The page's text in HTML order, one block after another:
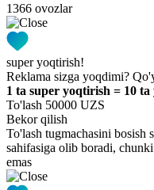
1366 ovozlar
super yoqtirish!
Reklama sizga yoqdimi?
1 ta super yoqtirish = 10
To'lash 50000 UZS
Bekor qilish
To'lash tugmachasini bosish
sahifasiga olib boradi,
emas